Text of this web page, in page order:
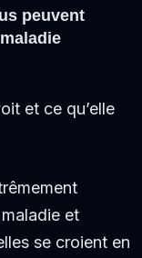
peuvent
et ce qu’elle
et
se croient en